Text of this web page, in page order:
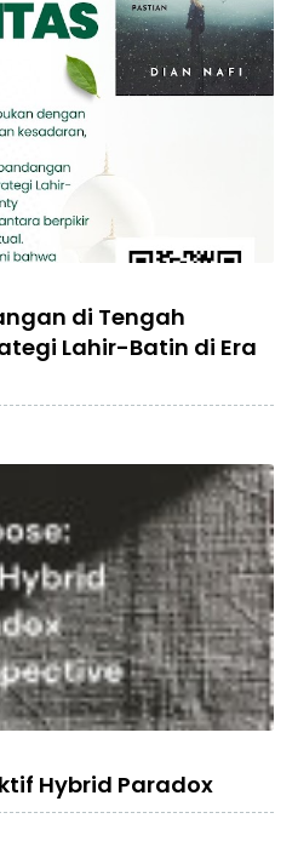
di Tengah
Lahir-Batin di Era
Hybrid Paradox